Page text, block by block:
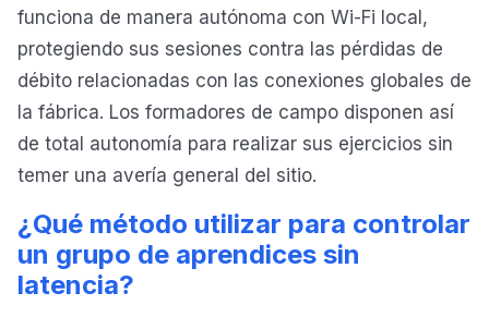
funciona de manera autónoma con Wi-Fi local,
protegiendo sus sesiones contra las pérdidas de
débito relacionadas con las conexiones globales de
la fábrica. Los formadores de campo disponen así
de total autonomía para realizar sus ejercicios sin
temer una avería general del sitio.
¿Qué método utilizar para controlar
un grupo de aprendices sin
latencia?